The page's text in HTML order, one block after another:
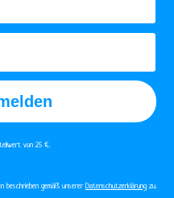
von 25 €.​
beschrieben gemäß unserer Datenschutzerklärung zu.